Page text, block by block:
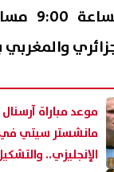
19
والمغربي
موعد مباراة
مانشستر سيتي
الإنجليزي..